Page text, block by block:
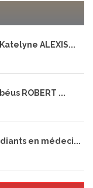
ALEXIS...
ROBERT ...
en médeci...